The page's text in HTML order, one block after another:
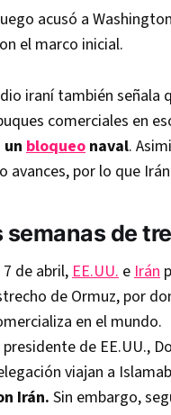
acusó a
el marco inicial.
iraní también señala
comerciales en
un bloqueo naval.
avances, por lo que
semanas de
7 de abril, EE.UU. e Irán
de Ormuz, por
en el mundo.
presidente de EE.UU.,
viajan a
Irán. Sin embargo,